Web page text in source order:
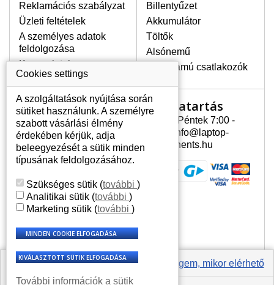
Értesíts engem, mikor elérhető
egyenetlen fényességét.
LEGMAGASABB MINŐSÉGŰ
LCD KIJELZŐ!
A raktáron csakis eredeti
jótállás egész ideje alatt a pixelek
hibásodása nélkül, teljesítik az
A+ minőségi kategória igényes
feltételeit.
HOGYAN TUDJA MEGÁLLAPÍTANI
MILYEN KIJELZŐ SZÜKSÉGES A
A kijelzőt a laptop modeljle alapján lehet
kikeresni, amely megjelölés megtalálható
a laptop alulsó részén található címkén
ábrázolva van egy keretben vagy a
billentyűzetnél a vázon is. Abban az
esetben, amennyiben a sérült vagy
megrepedt kijelző le van szerelve, a típus
Reklamációs szabályzat
Üzleti feltételek
A személyes adatok
feldolgozása
Kapcsolatok
Billentyűzet
Akkumulátor
Töltők
Alsónemű
Erősáramú csatlakozók
Az Ön számlája
Az Ön számlája
Személyes információk
Címek
Nyitvatartás
Hétfõ - Péntek 7:00 -
15:30 info@laptop-
components.hu
Cookies settings
A szolgáltatások nyújtása során
sütiket használunk. A személyre
szabott vásárlási élmény
érdekében kérjük, adja
beleegyezését a sütik minden
típusának feldolgozásához.
Szükséges sütik (további )
Analitikai sütik (további )
Marketing sütik (további )
További információk a sütik